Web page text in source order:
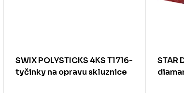
SWIX POLYSTICKS 4KS T1716-
tyčinky na opravu skluznice
STAR